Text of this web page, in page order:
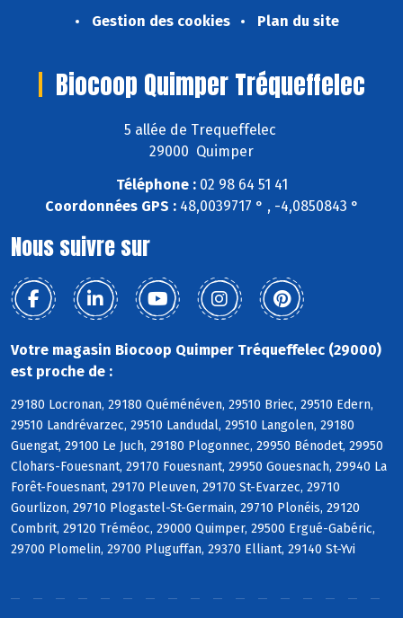
Gestion des cookies
Plan du site
Biocoop Quimper Tréqueffelec
5 allée de Trequeffelec
29000 Quimper
Téléphone :02 98 64 51 41
Coordonnées GPS :48,0039717 ° , -4,0850843 °
Nous suivre sur
Votre magasin Biocoop Quimper Tréqueffelec (29000)
est proche de :
29180 Locronan, 29180 Quéménéven, 29510 Briec, 29510 Edern,
29510 Landrévarzec, 29510 Landudal, 29510 Langolen, 29180
Guengat, 29100 Le Juch, 29180 Plogonnec, 29950 Bénodet, 29950
Clohars-Fouesnant, 29170 Fouesnant, 29950 Gouesnach, 29940 La
Forêt-Fouesnant, 29170 Pleuven, 29170 St-Evarzec, 29710
Gourlizon, 29710 Plogastel-St-Germain, 29710 Plonéis, 29120
Combrit, 29120 Tréméoc, 29000 Quimper, 29500 Ergué-Gabéric,
29700 Plomelin, 29700 Pluguffan, 29370 Elliant, 29140 St-Yvi